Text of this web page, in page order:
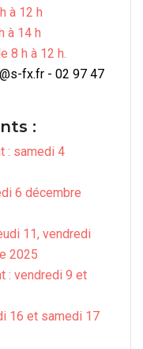
à 12 h
à 14 h
8 h à 12 h.
fx.fr - 02 97 47
:
: samedi 4
6 décembre
11, vendredi
2025
: vendredi 9 et
16 et samedi 17